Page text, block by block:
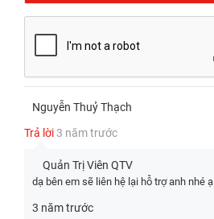
Nguyễn Thuỷ Thạch
Trả lời 3 năm trước
Quản Trị Viên QTV
dạ bên em sẽ liên hệ lại hỗ trợ anh nhé ạ
3 năm trước